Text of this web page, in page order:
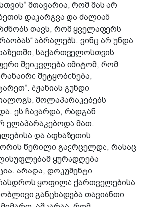
მთავარია, რომ მას არ
დაკარგვა და ძალიან
თავს, რომ ყველაფერს
აბრალებს. ვინც არ უნდა
საქართველოსთვის
შეიცვლება იმიტომ, რომ
შეტყობინება,
ბჟანიას გუნდი
მოლაპარაკებებს
ეს ჩავარდა, რადგან
ელაპარაკებოდა მათ.
და აფხაზეთის
წერილი გავრცელდა, რასაც
ყურადღება
არადა, დოკუმენტი
ყოფილა ქართველებისა
განცხადება თავიანთი